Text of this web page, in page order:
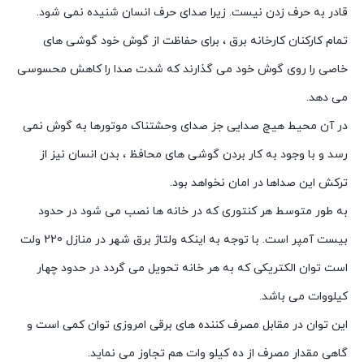
قادر به حرف زدن نیست. زیرا صدای حرف انسان شنیده نمی شود.
تمام کارکنان کارخانه برق ، برای حفاظت از گوش خود گوشی های
خاصی را روی گوش خود می گذارند که شدت صدا را کاهش محسوسی
می دهد.
در آن محیط هیچ صدایی جز صدای وحشتناک موتورها به گوش نمی
رسد و با وجود به کار بردن گوشی های محافظ ، بدن انسان نیز از
ترکش این صداها در امان نخواهد بود.
به طور متوسط هر کنتوری که در خانه ها نصب می شود در حدود
بیست آمپر است. با توجه به اینکه ولتاژ برق شهر در منازل 220 ولت
است توان الکتریکی که به هر خانه تحویل می گردد در حدود چهار
کیلووات می باشد.
این توان در مقابل مصرف کننده های برقی امروزی توان کمی است و
گاهی مقدار مصرف از ده کیلو وات هم تجاوز می نماید.